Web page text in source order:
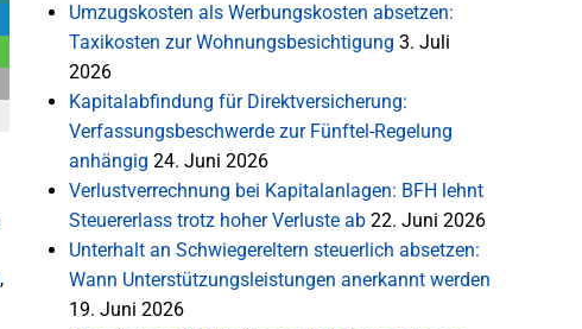
,
Umzugskosten als Werbungskosten absetzen:
Taxikosten zur Wohnungsbesichtigung 3. Juli
2026
Kapitalabfindung für Direktversicherung:
Verfassungsbeschwerde zur Fünftel-Regelung
anhängig 24. Juni 2026
Verlustverrechnung bei Kapitalanlagen: BFH lehnt
Steuererlass trotz hoher Verluste ab 22. Juni 2026
Unterhalt an Schwiegereltern steuerlich absetzen:
Wann Unterstützungsleistungen anerkannt werden
19. Juni 2026